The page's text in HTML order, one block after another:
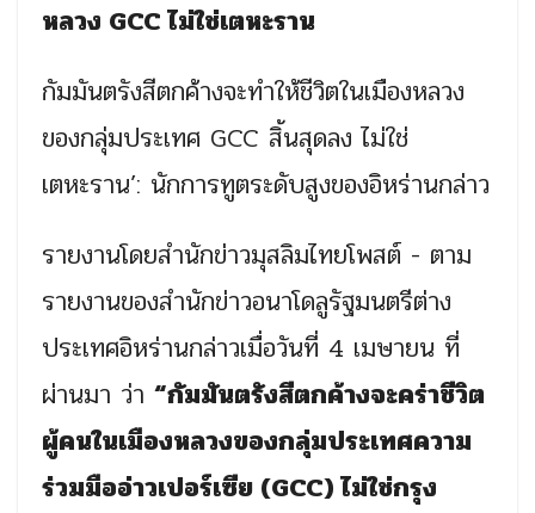
หลวง GCC ไม่ใช่เตหะราน
กัมมันตรังสีตกค้างจะทำให้ชีวิตในเมืองหลวง
ของกลุ่มประเทศ GCC สิ้นสุดลง ไม่ใช่
เตหะราน’: นักการทูตระดับสูงของอิหร่านกล่าว
รายงานโดยสำนักข่าวมุสลิมไทยโพสต์ - ตาม
รายงานของสำนักข่าวอนาโดลูรัฐมนตรีต่าง
ประเทศอิหร่านกล่าวเมื่อวันที่ 4 เมษายน ที่
ผ่านมา ว่า “กัมมันตรังสีตกค้างจะคร่าชีวิต
ผู้คนในเมืองหลวงของกลุ่มประเทศความ
ร่วมมืออ่าวเปอร์เซีย (GCC) ไม่ใช่กรุง